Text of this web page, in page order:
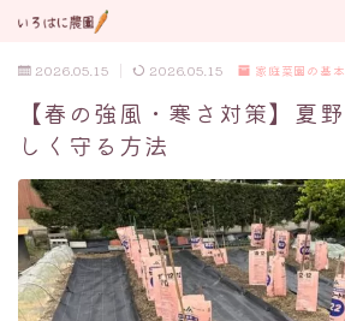
トラブル対応
植付け時期カレンダー
2026.05.15 2026.05.15 家庭菜園の基本
【春の強風・寒さ対策】夏
しく守る方法